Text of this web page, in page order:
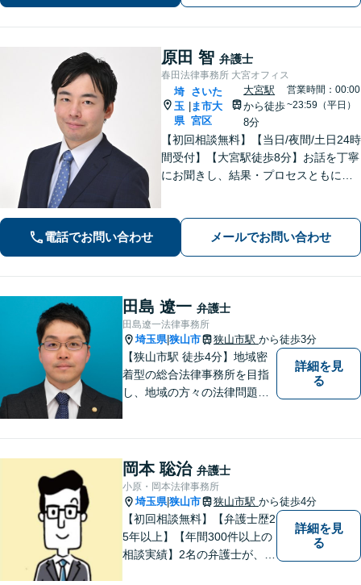
川駅6分】【オンライン相談OK】
原田 智 弁護士
春田法律事務所 大宮オフィス
埼
玉
県
さいた
ま市大
宮区
大宮駅
から徒歩
8分
営業時間：00:00
~23:59（平日）
【初回相談無料】【当日/夜間/土日24時
間受付】【大宮駅徒歩8分】お話を丁寧
にお聞きし、結果・プロセスともにご
電話でお問い合わせ メールでお問い合わせ
田島 遼一 弁護士
田島遼一法律事務所
埼玉県|狭山市 狭山市駅 から徒歩3分
【狭山市駅 徒歩4分】地域密
着型の総合法律事務所を目指
し、地域の方々の法律問題を
気軽にご相談ください。
詳細を見
る
岡本 聡治 弁護士
小原・岡本法律事務所
埼玉県|狭山市 狭山市駅 から徒歩4分
【初回相談無料】【弁護士歴2
5年以上】【年間300件以上の
相談実績】2名の弁護士が、さ
詳細を見
る